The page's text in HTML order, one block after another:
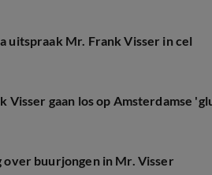
uitspraak Mr. Frank Visser in cel
Visser gaan los op Amsterdamse
buurjongen in Mr. Visser